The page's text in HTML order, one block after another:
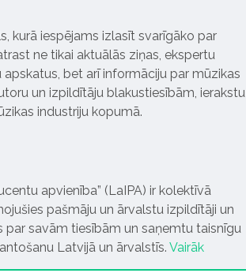
kurā iespējams izlasīt svarīgāko par
ne tikai aktuālās ziņas, ekspertu
bet arī informāciju par mūzikas
un izpildītāju blakustiesībām, ierakstu
industriju kopumā.
apvienība” (LaIPA) ir kolektīvā
pašmāju un ārvalstu izpildītāji un
savām tiesībām un saņemtu taisnīgu
Latvijā un ārvalstīs. Vairāk